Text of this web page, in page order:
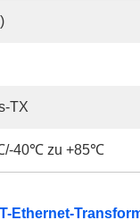
TX
40℃ zu +85℃
Ethernet-